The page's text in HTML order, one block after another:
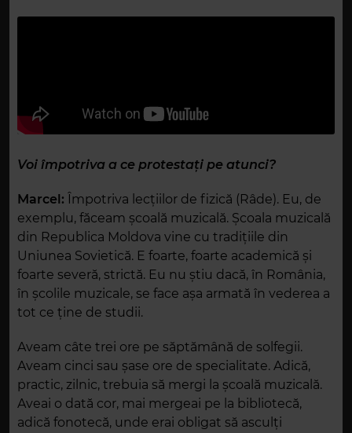
Voi împotriva a ce protestați pe atunci?
Marcel: Împotriva lecțiilor de fizică (Râde). Eu, de
exemplu, făceam școală muzicală. Școala muzicală
din Republica Moldova vine cu tradițiile din
Uniunea Sovietică. E foarte, foarte academică și
foarte severă, strictă. Eu nu știu dacă, în România,
în școlile muzicale, se face așa armată în vederea a
tot ce ține de studii.
Aveam câte trei ore pe săptămână de solfegii.
Aveam cinci sau șase ore de specialitate. Adică,
practic, zilnic, trebuia să mergi la școală muzicală.
Aveai o dată cor, mai mergeai pe la bibliotecă,
adică fonotecă, unde erai obligat să asculți